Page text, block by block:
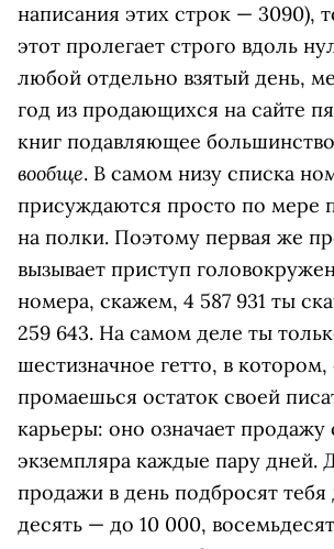
написания этих строк — 3090),
этот пролегает строго вдоль
любой отдельно взятый день,
год из продающихся на сайте
книг подавляющее
вообще. В самом низу списка
присуждаются просто по мере
на полки. Поэтому первая же
вызывает приступ
номера, скажем, 4 587 931 ты
259 643. На самом деле ты
шестизначное гетто, в котором,
промаешься остаток своей
карьеры: оно означает продажу
экземпляра каждые пару дней.
продажи в день подбросят тебя
десять — до 10 000,